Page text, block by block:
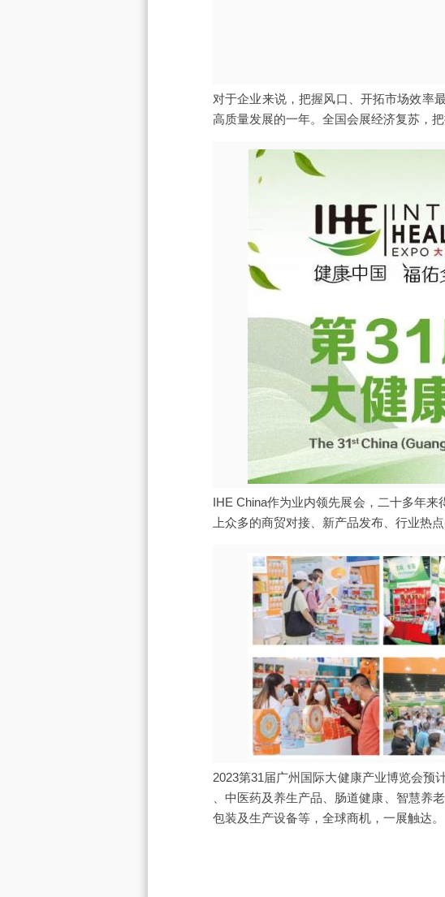
对于企业来说，把握风口、开拓市场效率
高质量发展的一年。全国会展经济复苏，
IHE China作为业内领先展会，二十多年
上众多的商贸对接、新产品发布、行业热
2023第31届广州国际大健康产业博览会预
、中医药及养生产品、肠道健康、智慧养
包装及生产设备等，全球商机，一展触达。